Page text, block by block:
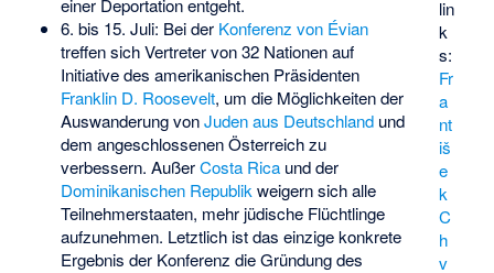
lin
k
s:
Fr
a
nt
iš
e
k
C
h
v
einer Deportation entgeht.
6. bis 15. Juli: Bei der Konferenz von Évian
treffen sich Vertreter von 32 Nationen auf
Initiative des amerikanischen Präsidenten
Franklin D. Roosevelt, um die Möglichkeiten der
Auswanderung vonJuden aus Deutschlandund
dem angeschlossenenÖsterreichzu
verbessern. AußerCosta Ricaund der
Dominikanischen Republik weigern sich alle
Teilnehmerstaaten, mehr jüdische Flüchtlinge
aufzunehmen. Letztlich ist das einzige konkrete
Ergebnis der Konferenz die Gründung des